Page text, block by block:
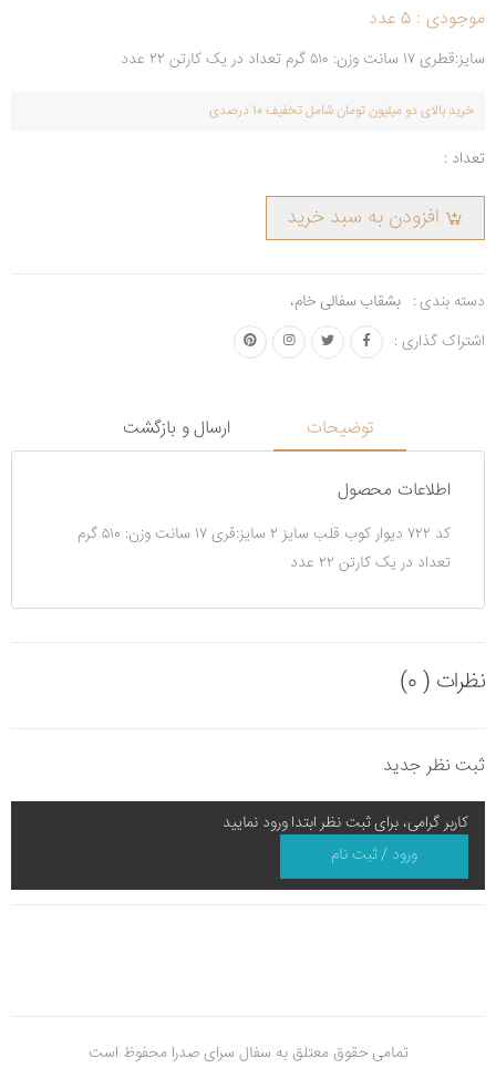
موجودی : 5 عدد
سایز:قطری ۱۷ سانت وزن: ۵۱۰ گرم تعداد در یک کارتن ۲۲ عدد
خرید بالای دو میلیون تومان شامل تخفیف 10 درصدی
تعداد :
افزودن به سبد خرید
دسته بندی : بشقاب سفالی خام،
اشتراک گذاری :
توضیحات ارسال و بازگشت
اطلاعات محصول
کد ۷۲۲ دیوار کوب قلب سایز ۲ سایز:قری ۱۷ سانت وزن: ۵۱۰ گرم
تعداد در یک کارتن ۲۲ عدد
نظرات ( 0)
ثبت نظر جدید
کاربر گرامی، برای ثبت نظر ابتدا ورود نمایید
ورود / ثبت نام
تمامی حقوق معتلق به سفال سرای صدرا محفوظ است